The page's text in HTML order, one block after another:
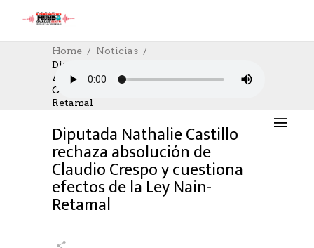
Home
Noticias
Diputada Nathalie Castillo Rechaza
Absolución De Claudio Crespo Y
Cuestiona Efectos De La Ley Nain-
Retamal
NOTICIAS,POLÍTICA
14/01/2026
AUTHOR: HECTOR
0 COMMENTS
Diputada Nathalie Castillo
rechaza absolución de
Claudio Crespo y cuestiona
efectos de la Ley Nain-
Retamal